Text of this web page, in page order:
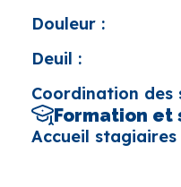
Douleur :
Deuil :
Coordination des
Formation et
Accueil stagiaires